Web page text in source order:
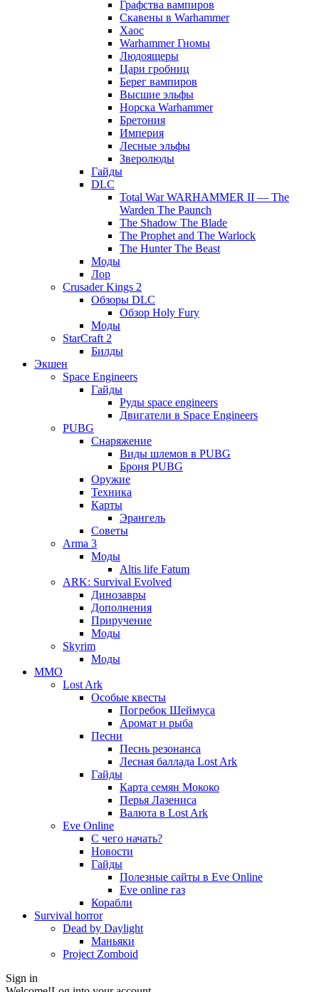
Графства вампиров
Cкавены в Warhammer
Хаос
Warhammer Гномы
Людоящеры
Цари гробниц
Берег вампиров
Высшие эльфы
Норска Warhammer
Бретония
Империя
Лесные эльфы
Зверолюды
Гайды
DLC
Total War WARHAMMER II — The
Warden The Paunch
The Shadow The Blade
The Prophet and The Warlock
The Hunter The Beast
Моды
Лор
Crusader Kings 2
Обзоры DLC
Обзор Holy Fury
Моды
StarCraft 2
Билды
Экшен
Space Engineers
Гайды
Руды space engineers
Двигатели в Space Engineers
PUBG
Снаряжение
Виды шлемов в PUBG
Броня PUBG
Оружие
Техника
Карты
Эрангель
Советы
Arma 3
Моды
Altis life Fatum
ARK: Survival Evolved
Динозавры
Дополнения
Приручение
Моды
Skyrim
Моды
ММО
Lost Ark
Особые квесты
Погребок Шеймуса
Аромат и рыба
Песни
Песнь резонанса
Лесная баллада Lost Ark
Гайды
Карта семян Мококо
Перья Лазениса
Валюта в Lost Ark
Eve Online
С чего начать?
Новости
Гайды
Полезные сайты в Eve Online
Eve online газ
Корабли
Survival horror
Dead by Daylight
Маньяки
Project Zomboid
Sign in